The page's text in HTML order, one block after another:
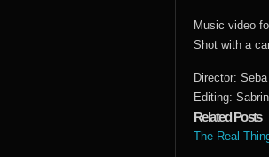
Music video
Shot with a
Director:
Editing:
Related Posts
The Real